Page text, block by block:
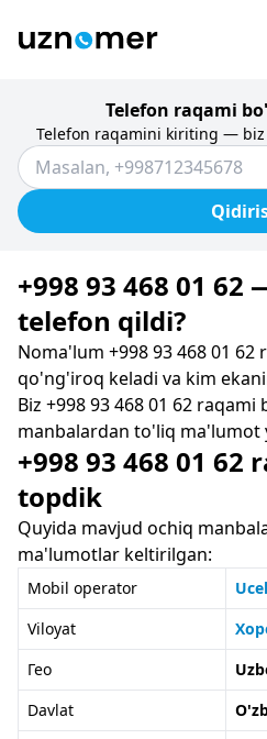
Telefon raqami
Telefon raqamini kiriting —
+998 93 468 01 62
telefon qildi?
Noma'lum +998 93 468 01 62
qo'ng'iroq keladi va kim
Biz +998 93 468 01 62 raqami
manbalardan to'liq ma'lumot
+998 93 468 01 62
topdik
Quyida mavjud ochiq
ma'lumotlar keltirilgan:
Mobil operator
Viloyat
Гео
Davlat